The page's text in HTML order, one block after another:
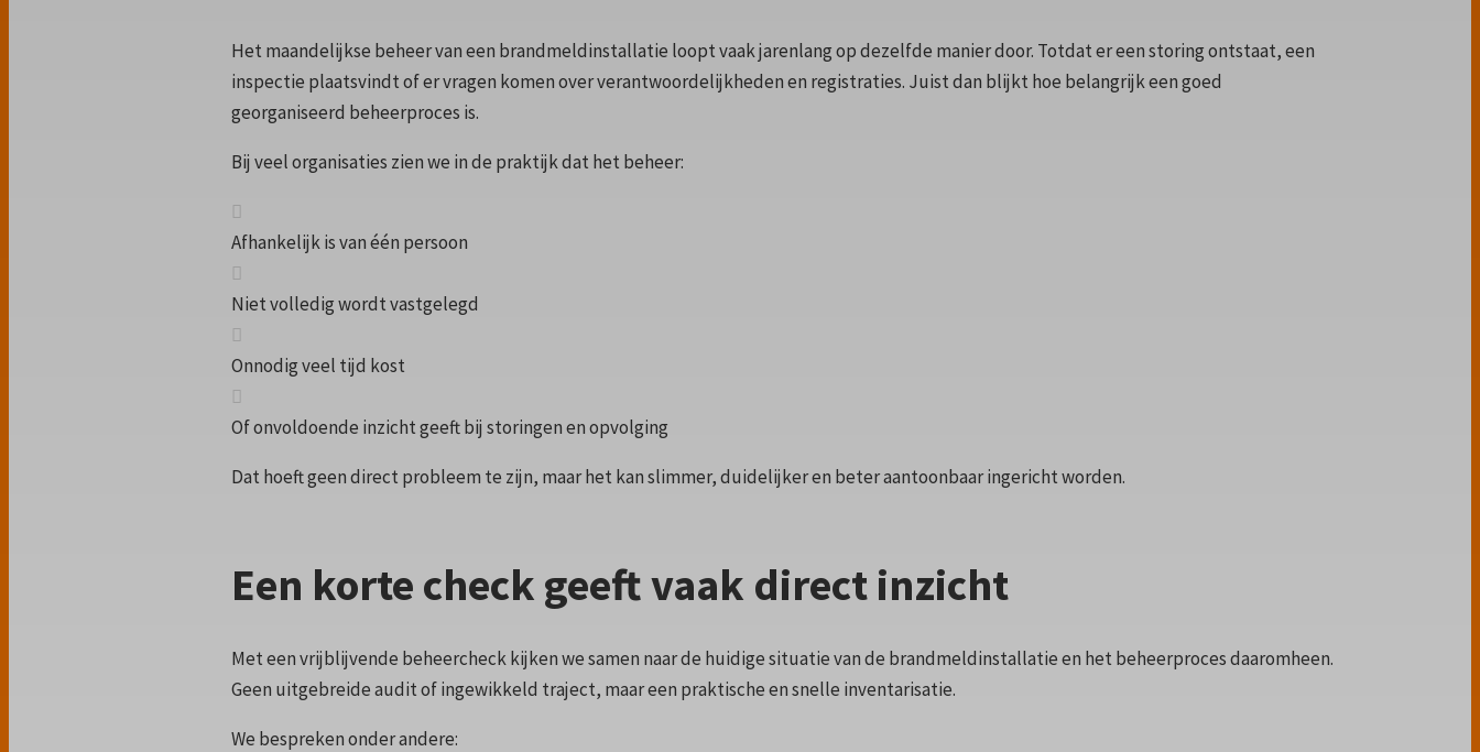
Het maandelijkse beheer van een brandmeldinstallatie loopt vaak jarenlang op dezelfde manier door. Totdat er een storing ontstaat, een
inspectie plaatsvindt of er vragen komen over verantwoordelijkheden en registraties. Juist dan blijkt hoe belangrijk een goed
georganiseerd beheerproces is.
Bij veel organisaties zien we in de praktijk dat het beheer:
Afhankelijk is van één persoon
Niet volledig wordt vastgelegd
Onnodig veel tijd kost
Of onvoldoende inzicht geeft bij storingen en opvolging
Dat hoeft geen direct probleem te zijn, maar het kan slimmer, duidelijker en beter aantoonbaar ingericht worden.
Een korte check geeft vaak direct inzicht
Met een vrijblijvende beheercheck kijken we samen naar de huidige situatie van de brandmeldinstallatie en het beheerproces daaromheen.
Geen uitgebreide audit of ingewikkeld traject, maar een praktische en snelle inventarisatie.
We bespreken onder andere: